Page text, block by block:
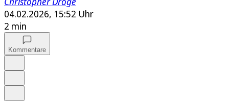
04.02.2026, 15:52 Uhr
2 min
Kommentare